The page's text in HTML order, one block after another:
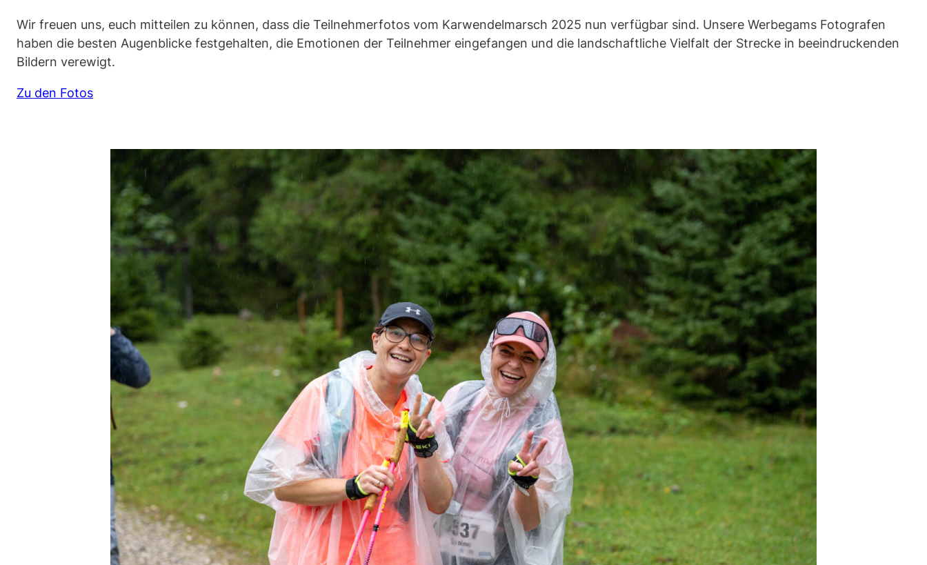
Wir freuen uns, euch mitteilen zu können, dass die Teilnehmerfotos vom Karwendelmarsch 2025 nun verfügbar sind. Unsere Werbegams Fotografen
haben die besten Augenblicke festgehalten, die Emotionen der Teilnehmer eingefangen und die landschaftliche Vielfalt der Strecke in beeindruckenden
Bildern verewigt.
Zu den Fotos